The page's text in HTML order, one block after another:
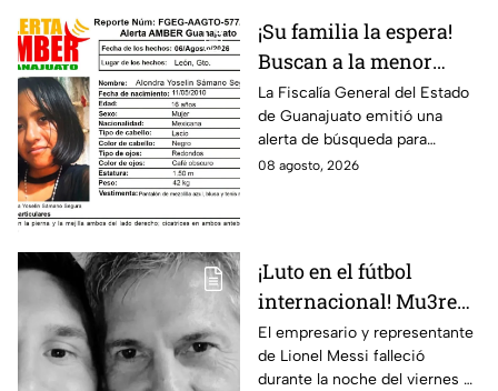
¡Su familia la espera!
Buscan a la menor
Alondra Yoselin
Samano Segura
desaparecida en León
La Fiscalía General del Estado
de Guanajuato emitió una
alerta de búsqueda para
localizar a la menor Alondra
08 agosto, 2026
¡Luto en el fútbol
internacional! Mu3re
Jorge Messi padre de
Lionel; esto se sabe
El empresario y representante
de Lionel Messi falleció
durante la noche del viernes 7